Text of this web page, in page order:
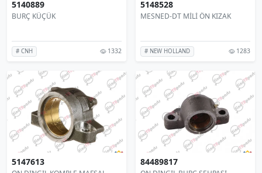
5140889
BURÇ KÜÇÜK
# CNH 1332
5148528
MESNED-DT MİLİ ÖN KIZAK
# NEW HOLLAND 1283
5147613 84489817